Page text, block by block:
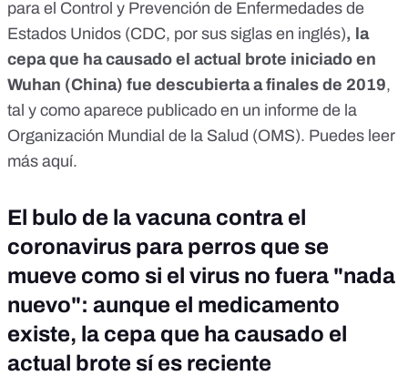
para el Control y Prevención de Enfermedades de
Estados Unidos (CDC, por sus siglas en inglés), la
cepa que ha causado el actual brote iniciado en
Wuhan (China) fue descubierta a finales de 2019,
tal y como aparece publicado en un informe de la
Organización Mundial de la Salud (OMS). Puedes leer
más aquí.
El bulo de la vacuna contra el
coronavirus para perros que se
mueve como si el virus no fuera "nada
nuevo": aunque el medicamento
existe, la cepa que ha causado el
actual brote sí es reciente